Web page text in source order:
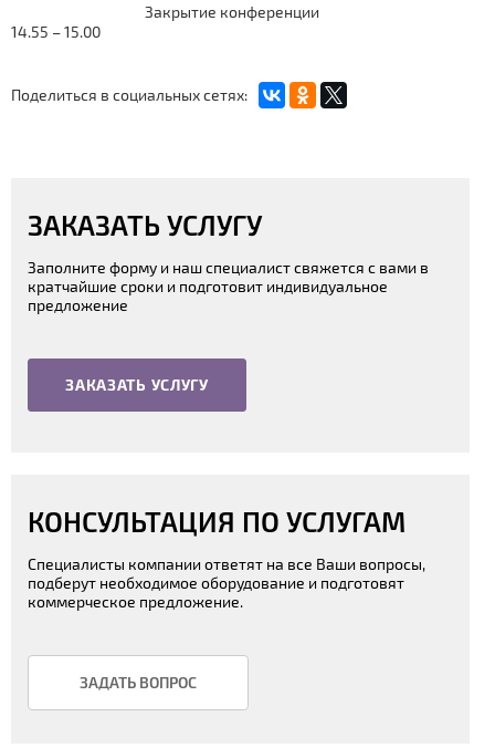
14.55 – 15.00
Закрытие конференции
Поделиться в социальных сетях:
ЗАКАЗАТЬ УСЛУГУ
Заполните форму и наш специалист свяжется с вами в
кратчайшие сроки и подготовит индивидуальное
предложение
ЗАКАЗАТЬ УСЛУГУ
КОНСУЛЬТАЦИЯ ПО УСЛУГАМ
Специалисты компании ответят на все Ваши вопросы,
подберут необходимое оборудование и подготовят
коммерческое предложение.
ЗАДАТЬ ВОПРОС